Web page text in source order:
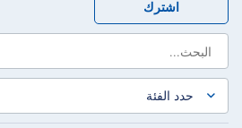
اشترك